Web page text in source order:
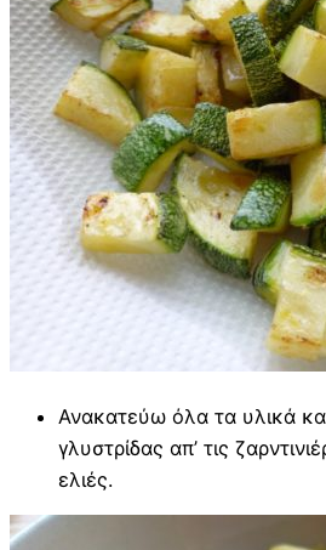
Ανακατεύω όλα τα υλικά
γλυστρίδας απ’ τις
ελιές.